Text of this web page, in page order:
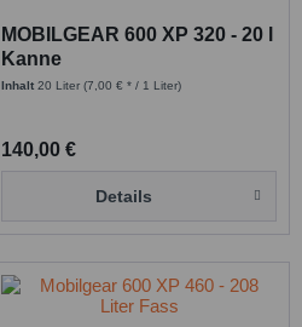
MOBILGEAR 600 XP 320 - 20 l
Kanne
Inhalt20 Liter(7,00 € * / 1 Liter)
140,00 €
Details